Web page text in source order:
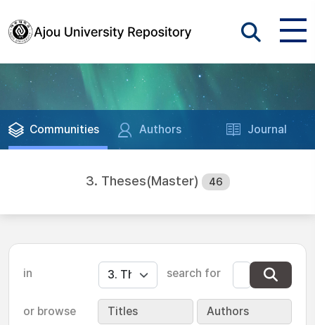
Communities Authors Journal
3. Theses(Master) 46
in search for
or browse Titles Authors